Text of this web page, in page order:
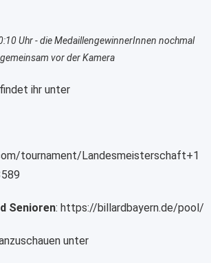
Uhr - die MedaillengewinnerInnen nochmal
gemeinsam vor der Kamera
ihr unter
tournament/Landesmeisterschaft+1
Senioren: https://billardbayern.de/pool/
unter